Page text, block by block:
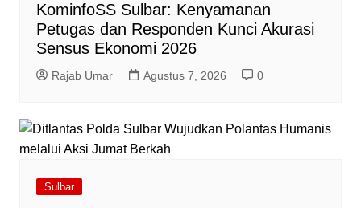
KominfoSS Sulbar: Kenyamanan
Petugas dan Responden Kunci Akurasi
Sensus Ekonomi 2026
Rajab Umar Agustus 7, 2026 0
Sulbar